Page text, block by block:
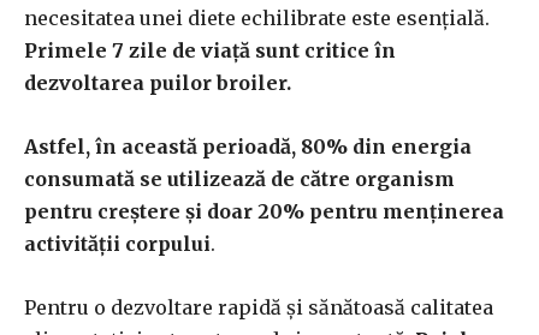
necesitatea unei diete echilibrate este esențială.
Primele 7 zile de viață sunt critice în
dezvoltarea puilor broiler.
Astfel, în această perioadă, 80% din energia
consumată se utilizează de către organism
pentru creștere și doar 20% pentru menținerea
activității corpului.
Pentru o dezvoltare rapidă și sănătoasă calitatea